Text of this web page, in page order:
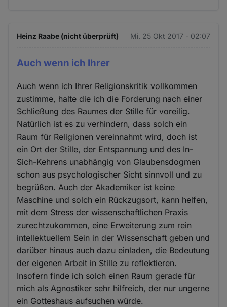
Heinz Raabe (nicht überprüft) Mi. 25 Okt 2017 - 02:07
Auch wenn ich Ihrer
Auch wenn ich Ihrer Religionskritik vollkommen
zustimme, halte die ich die Forderung nach einer
Schließung des Raumes der Stille für voreilig.
Natürlich ist es zu verhindern, dass solch ein
Raum für Religionen vereinnahmt wird, doch ist
ein Ort der Stille, der Entspannung und des In-
Sich-Kehrens unabhängig von Glaubensdogmen
schon aus psychologischer Sicht sinnvoll und zu
begrüßen. Auch der Akademiker ist keine
Maschine und solch ein Rückzugsort, kann helfen,
mit dem Stress der wissenschaftlichen Praxis
zurechtzukommen, eine Erweiterung zum rein
intellektuellem Sein in der Wissenschaft geben und
darüber hinaus auch dazu einladen, die Bedeutung
der eigenen Arbeit in Stille zu reflektieren.
Insofern finde ich solch einen Raum gerade für
mich als Agnostiker sehr hilfreich, der nur ungerne
ein Gotteshaus aufsuchen würde.